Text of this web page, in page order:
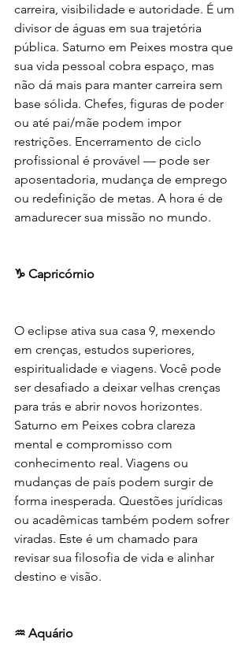
carreira, visibilidade e autoridade. É um
divisor de águas em sua trajetória
pública. Saturno em Peixes mostra que
sua vida pessoal cobra espaço, mas
não dá mais para manter carreira sem
base sólida. Chefes, figuras de poder
ou até pai/mãe podem impor
restrições. Encerramento de ciclo
profissional é provável — pode ser
aposentadoria, mudança de emprego
ou redefinição de metas. A hora é de
amadurecer sua missão no mundo.
♑ Capricórnio
O eclipse ativa sua casa 9, mexendo
em crenças, estudos superiores,
espiritualidade e viagens. Você pode
ser desafiado a deixar velhas crenças
para trás e abrir novos horizontes.
Saturno em Peixes cobra clareza
mental e compromisso com
conhecimento real. Viagens ou
mudanças de país podem surgir de
forma inesperada. Questões jurídicas
ou acadêmicas também podem sofrer
viradas. Este é um chamado para
revisar sua filosofia de vida e alinhar
destino e visão.
♒ Aquário